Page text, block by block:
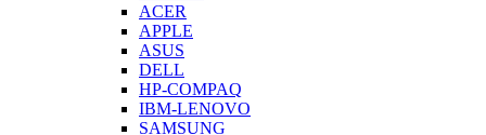
ACER
APPLE
ASUS
DELL
HP-COMPAQ
IBM-LENOVO
SAMSUNG